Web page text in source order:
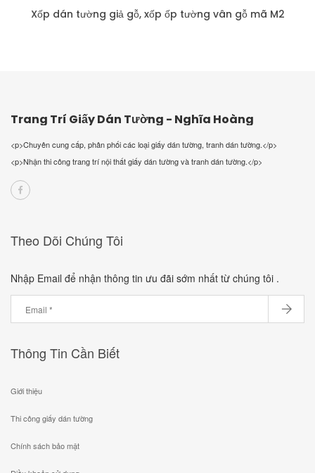
Xốp dán tường giả gỗ, xốp ốp tường vân gỗ mã M2
Trang Trí Giấy Dán Tường - Nghĩa Hoàng
<p>Chuyên cung cấp, phân phối các loại giấy dán tường, tranh dán tường.</p>
<p>Nhận thi công trang trí nội thất giấy dán tường và tranh dán tường.</p>
Theo Dõi Chúng Tôi
Nhập Email để nhận thông tin ưu đãi sớm nhất từ chúng tôi .
Thông Tin Cần Biết
Giới thiệu
Thi công giấy dán tường
Chính sách bảo mật